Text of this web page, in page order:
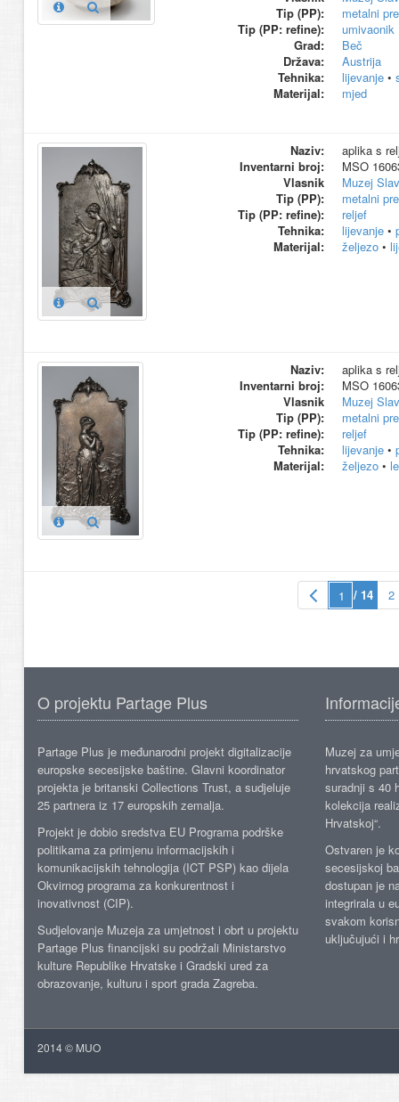
Tip (PP):
metalni
Tip (PP: refine):
umivaonik
Grad:
Beč
Država:
Austrija
Tehnika:
lijevanje•
Materijal:
mjed
Naziv:
aplika s
Inventarni broj:
MSO
Vlasnik
Muzej
Tip (PP):
metalni
Tip (PP: refine):
reljef
Tehnika:
lijevanje•
Materijal:
željezo•
Naziv:
aplika s
Inventarni broj:
MSO
Vlasnik
Muzej
Tip (PP):
metalni
Tip (PP: refine):
reljef
Tehnika:
lijevanje•
Materijal:
željezo•
/ 14 2
O projektu Partage Plus
Partage Plus je međunarodni projekt digitalizacije
europske secesijske baštine. Glavni koordinator
projekta je britanski Collections Trust, a sudjeluje
25 partnera iz 17 europskih zemalja.
Projekt je dobio sredstva EU Programa podrške
politikama za primjenu informacijskih i
komunikacijskih tehnologija (ICT PSP) kao dijela
Okvirnog programa za konkurentnost i
inovativnost (CIP).
Sudjelovanje Muzeja za umjetnost i obrt u projektu
Partage Plus financijski su podržali Ministarstvo
kulture Republike Hrvatske i Gradski ured za
obrazovanje, kulturu i sport grada Zagreba.
Muzej za
hrvatskog
suradnji s 40
kolekcija
Hrvatskoj“.
Ostvaren je
secesijskoj
dostupan je
integrirala u
svakom
uključujući i
2014 © MUO